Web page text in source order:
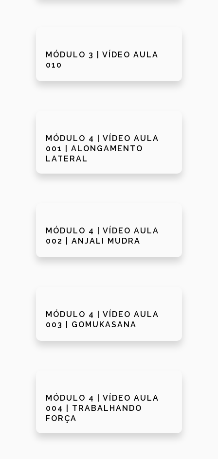
MÓDULO 3 | VÍDEO AULA
010
MÓDULO 4 | VÍDEO AULA
001 | ALONGAMENTO
LATERAL
MÓDULO 4 | VÍDEO AULA
002 | ANJALI MUDRA
MÓDULO 4 | VÍDEO AULA
003 | GOMUKASANA
MÓDULO 4 | VÍDEO AULA
004 | TRABALHANDO
FORÇA